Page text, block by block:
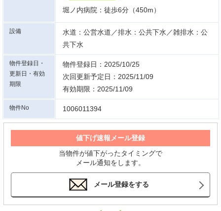
堀ノ内病院：徒歩6分（450m）
設備
水道：公営水道／排水：公共下水／雑排水：公
共下水
物件登録日・
更新日・有効
期限
物件登録日：2025/10/25
次回更新予定日：2025/11/09
有効期限：2025/11/09
物件No 1006011394
値下げ速報メール登録
当物件が値下がったタイミングで
メール通知をします。
メール登録をする